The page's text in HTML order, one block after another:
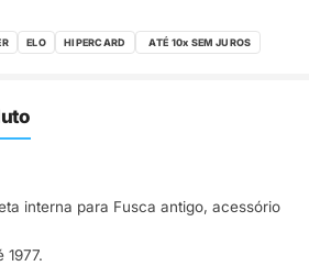
ELO HIPERCARD
interna para Fusca antigo, acessório
1977.